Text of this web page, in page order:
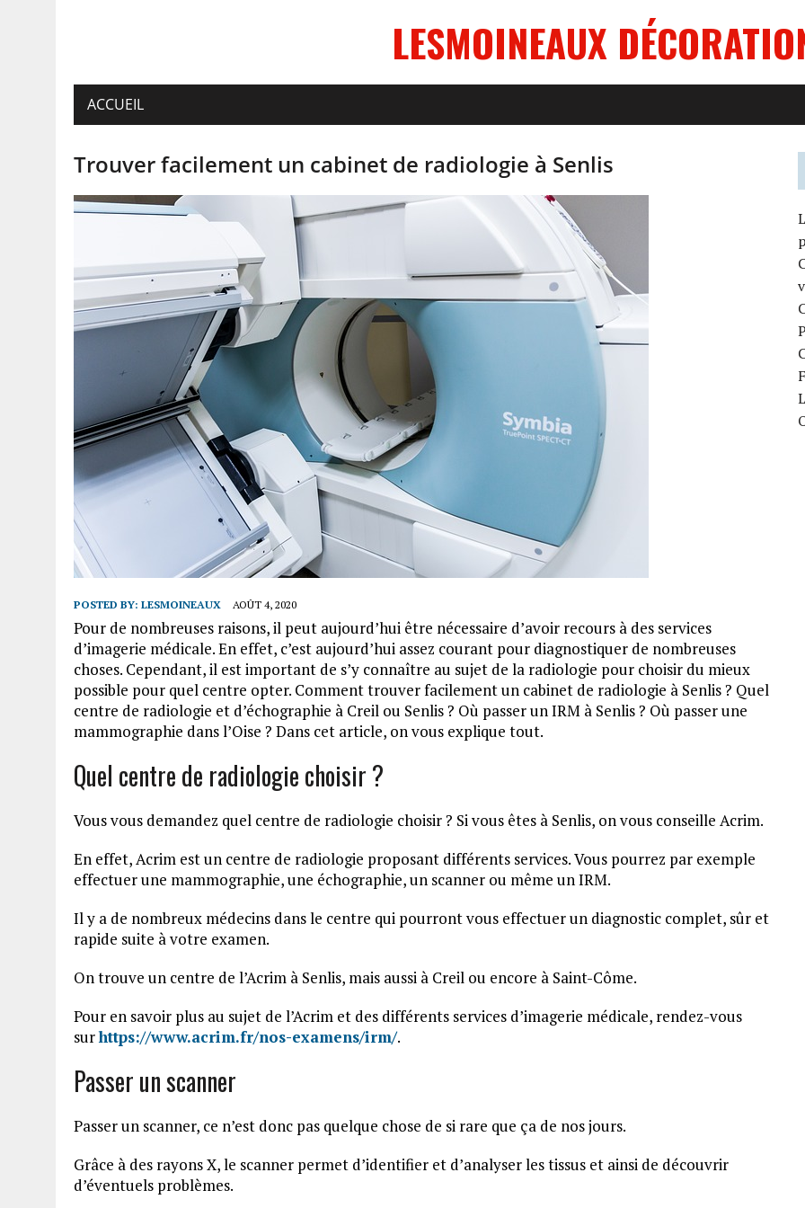
LESMOINEAUX
ACCUEIL
Trouver facilement un cabinet de radiologie à Senlis
POSTED BY: LESMOINEAUX AOÛT 4, 2020
Pour de nombreuses raisons, il peut aujourd’hui être nécessaire d’avoir recours à des services
d’imagerie médicale. En effet, c’est aujourd’hui assez courant pour diagnostiquer de nombreuses
choses. Cependant, il est important de s’y connaître au sujet de la radiologie pour choisir du mieux
possible pour quel centre opter. Comment trouver facilement un cabinet de radiologie à Senlis ? Quel
centre de radiologie et d’échographie à Creil ou Senlis ? Où passer un IRM à Senlis ? Où passer une
mammographie dans l’Oise ? Dans cet article, on vous explique tout.
Quel centre de radiologie choisir ?
Vous vous demandez quel centre de radiologie choisir ? Si vous êtes à Senlis, on vous conseille Acrim.
En effet, Acrim est un centre de radiologie proposant différents services. Vous pourrez par exemple
effectuer une mammographie, une échographie, un scanner ou même un IRM.
Il y a de nombreux médecins dans le centre qui pourront vous effectuer un diagnostic complet, sûr et
rapide suite à votre examen.
On trouve un centre de l’Acrim à Senlis, mais aussi à Creil ou encore à Saint-Côme.
Pour en savoir plus au sujet de l’Acrim et des différents services d’imagerie médicale, rendez-vous
surhttps://www.acrim.fr/nos-examens/irm/.
Passer un scanner
Passer un scanner, ce n’est donc pas quelque chose de si rare que ça de nos jours.
Grâce à des rayons X, le scanner permet d’identifier et d’analyser les tissus et ainsi de découvrir
d’éventuels problèmes.